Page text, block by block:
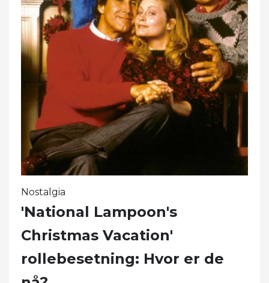
Nostalgia
'National Lampoon's
Christmas Vacation'
rollebesetning: Hvor er de